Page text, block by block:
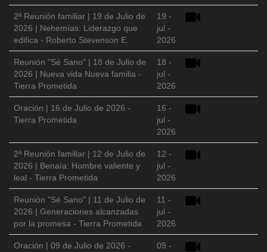
2ª Reunión familiar | 19 de Julio de
2026 | Nehemías: Liderazgo que
edifica - Roberto Stevenson E.
19 -
jul -
2026
Reunión "Sé Sano" | 18 de Julio de
2026 | Nueva vida Nueva familia -
Tierra Prometida
18 -
jul -
2026
Oración | 16 de Julio de 2026 -
Tierra Prometida
16 -
jul -
2026
2ª Reunión familiar | 12 de Julio de
2026 | Benaía: Hombre valiente y
leal - Tierra Prometida
12 -
jul -
2026
Reunión "Sé Sano" | 11 de Julio de
2026 | Generaciones alcanzadas
por la promesa - Tierra Prometida
11 -
jul -
2026
Oración | 09 de Julio de 2026 -
09 -